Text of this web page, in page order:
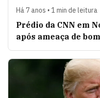
Há 7 anos • 1 min de leitura
Prédio da CNN em
após ameaça de